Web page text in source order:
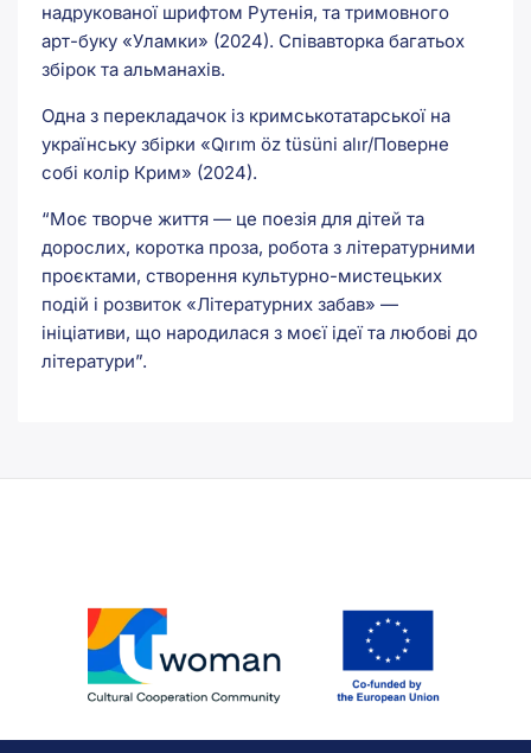
надрукованої шрифтом Рутенія, та тримовного
арт-буку «Уламки» (2024). Співавторка багатьох
збірок та альманахів.
Одна з перекладачок із кримськотатарської на
українську збірки «Qırım öz tüsüni alır/Поверне
собі колір Крим» (2024).
“Моє творче життя — це поезія для дітей та
дорослих, коротка проза, робота з літературними
проєктами, створення культурно-мистецьких
подій і розвиток «Літературних забав» —
ініціативи, що народилася з моєї ідеї та любові до
літератури”.